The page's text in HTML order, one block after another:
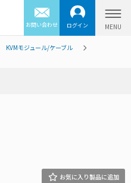
お問い合わせ ログイン
KVMモジュール/ケーブル